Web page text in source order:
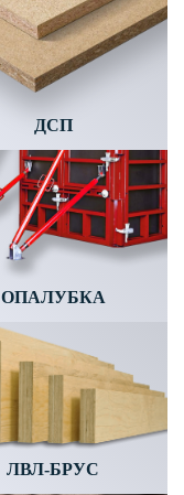
ДСП
ОПАЛУБКА
ЛВЛ-БРУС